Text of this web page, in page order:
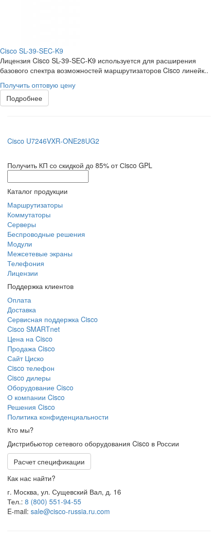
Cisco SL-39-SEC-K9
Лицензия Cisco SL-39-SEC-K9 используется для расширения
базового спектра возможностей маршрутизаторов Cisco линейк..
Получить оптовую цену
Подробнее
Cisco U7246VXR-ONE28UG2
Получить КП со скидкой до 85% от Сisco GPL
Каталог продукции
Маршрутизаторы
Коммутаторы
Серверы
Беспроводные решения
Модули
Межсетевые экраны
Телефония
Лицензии
Поддержка клиентов
Оплата
Доставка
Сервисная поддержка Cisco
Cisco SMARTnet
Цена на Cisco
Продажа Cisco
Сайт Циско
Сisco телефон
Cisco дилеры
Оборудование Cisco
О компании Cisco
Решения Cisco
Политика конфиденциальности
Кто мы?
Дистрибьютор сетевого оборудования Cisco в России
Расчет спецификации
Как нас найти?
г. Москва, ул. Сущевский Вал, д. 16
Тел.: 8 (800) 551-94-55
E-mail: sale@cisco-russia.ru.com